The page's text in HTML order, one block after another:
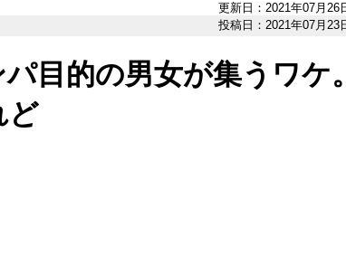
更新日：2021年07月26
投稿日：2021年07月23
目的の男女が集うワケ
ど